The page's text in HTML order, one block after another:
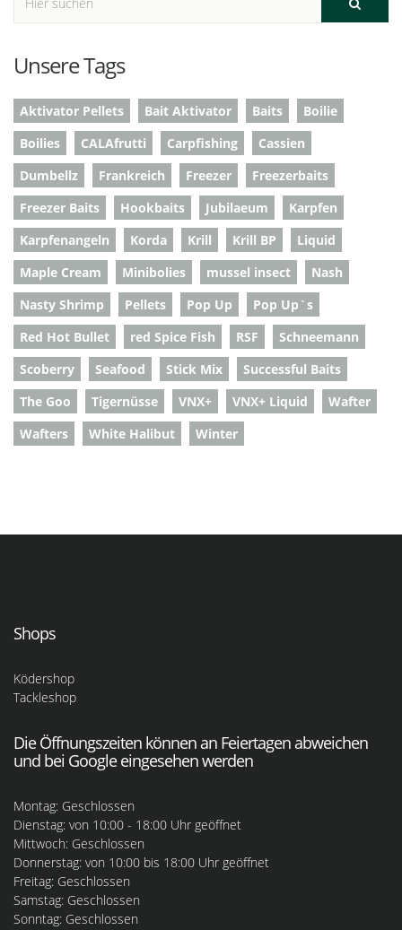
Unsere Tags
Aktivator Pellets Bait Aktivator Baits
Boilie
Boilies
CALAfrutti Carpfishing
Cassien
Dumbellz
Frankreich Freezer
Freezerbaits
Freezer Baits
Hookbaits Jubilaeum
Karpfen
Karpfenangeln
Korda Krill Krill BP
Liquid
Maple Cream
Minibolies mussel insect
Nash
Nasty Shrimp
Pellets Pop Up
Pop Up`s
Red Hot Bullet
red Spice Fish RSF
Schneemann
Scoberry
Seafood Stick Mix
Successful Baits
The Goo
Tigernüsse VNX+ VNX+ Liquid
Wafter
Wafters
White Halibut Winter
Shops
Ködershop
Tackleshop
Die Öffnungszeiten können an Feiertagen abweichen
und bei Google eingesehen werden
Montag: Geschlossen
Dienstag: von 10:00 - 18:00 Uhr geöffnet
Mittwoch: Geschlossen
Donnerstag: von 10:00 bis 18:00 Uhr geöffnet
Freitag: Geschlossen
Samstag: Geschlossen
Sonntag: Geschlossen